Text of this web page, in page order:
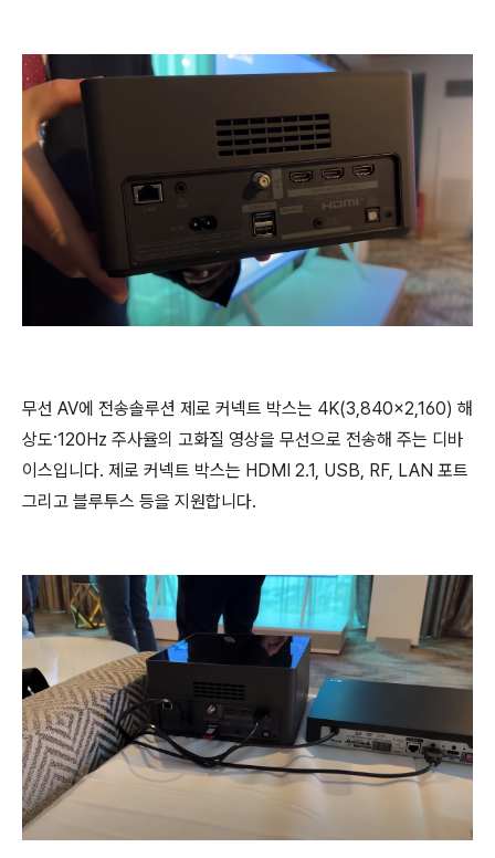
무선 AV에 전송솔루션 제로 커넥트 박스는 4K(3,840×2,160) 해
상도·120Hz 주사율의 고화질 영상을 무선으로 전송해 주는 디바
이스입니다. 제로 커넥트 박스는 HDMI 2.1, USB, RF, LAN 포트
그리고 블루투스 등을 지원합니다.